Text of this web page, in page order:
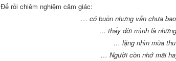
Để rồi chiêm nghiệm cảm giác:
… có buồn nhưng vẫn chưa
… thấy đời mình là
… lặng nhìn mùa
… Người còn nhớ mãi